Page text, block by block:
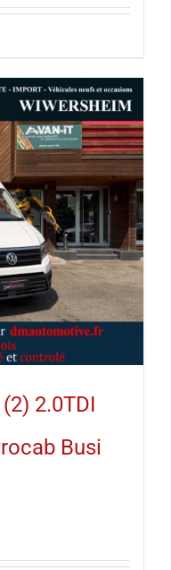
2.0TDI
Busi